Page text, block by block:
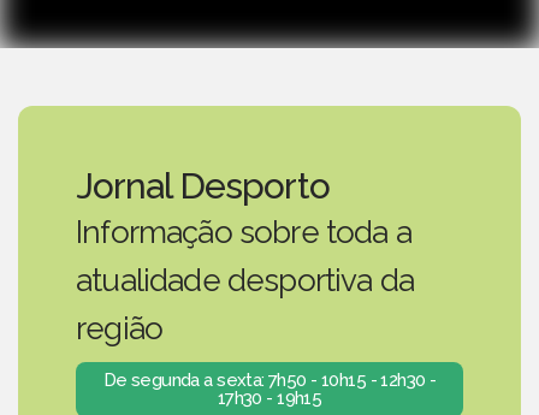
Jornal Desporto
Informação sobre toda a
atualidade desportiva da
região
De segunda a sexta: 7h50 - 10h15 - 12h30 -
17h30 - 19h15